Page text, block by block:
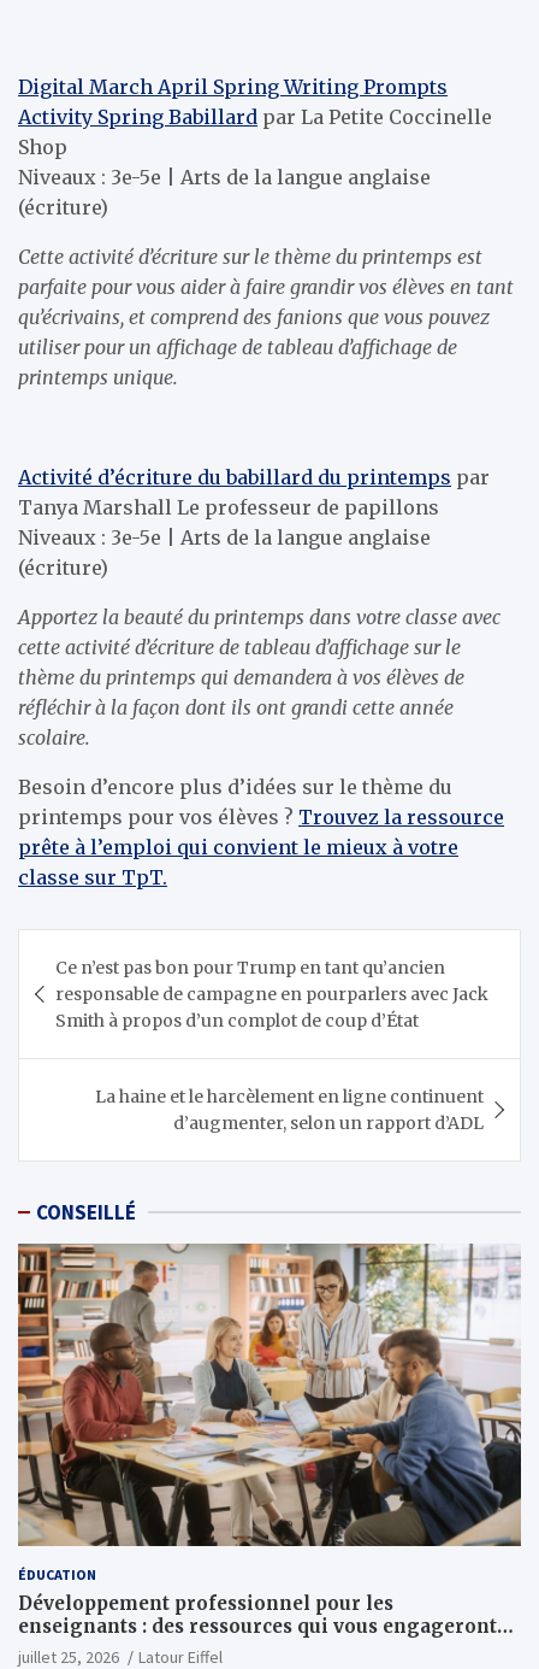
Digital March April Spring Writing Prompts
Activity Spring Babillard par La Petite Coccinelle
Shop
Niveaux : 3e-5e | Arts de la langue anglaise
(écriture)
Cette activité d’écriture sur le thème du printemps est
parfaite pour vous aider à faire grandir vos élèves en tant
qu’écrivains, et comprend des fanions que vous pouvez
utiliser pour un affichage de tableau d’affichage de
printemps unique.
Activité d’écriture du babillard du printemps par
Tanya Marshall Le professeur de papillons
Niveaux : 3e-5e | Arts de la langue anglaise
(écriture)
Apportez la beauté du printemps dans votre classe avec
cette activité d’écriture de tableau d’affichage sur le
thème du printemps qui demandera à vos élèves de
réfléchir à la façon dont ils ont grandi cette année
scolaire.
Besoin d’encore plus d’idées sur le thème du
printemps pour vos élèves ? Trouvez la ressource
prête à l’emploi qui convient le mieux à votre
classe sur TpT.
de
l’article
Ce n’est pas bon pour Trump en tant qu’ancien
responsable de campagne en pourparlers avec Jack
Smith à propos d’un complot de coup d’État
La haine et le harcèlement en ligne continuent
d’augmenter, selon un rapport d’ADL
CONSEILLÉ
ÉDUCATION
Développement professionnel pour les
enseignants : des ressources qui vous engageront
vraiment
juillet 25, 2026 Latour Eiffel